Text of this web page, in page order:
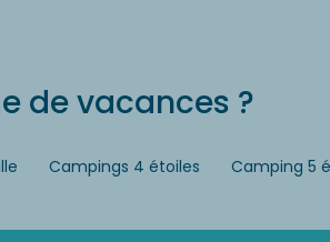
de vacances ?
Campings 4 étoiles Camping 5